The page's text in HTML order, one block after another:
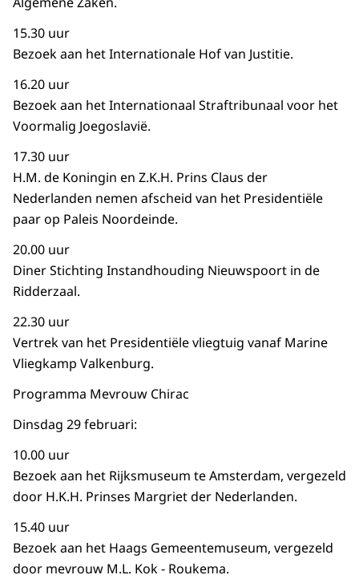
15.30 uur
Bezoek aan het Internationale Hof van Justitie.
16.20 uur
Bezoek aan het Internationaal Straftribunaal voor het
Voormalig Joegoslavië.
17.30 uur
H.M. de Koningin en Z.K.H. Prins Claus der
Nederlanden nemen afscheid van het Presidentiële
paar op Paleis Noordeinde.
20.00 uur
Diner Stichting Instandhouding Nieuwspoort in de
Ridderzaal.
22.30 uur
Vertrek van het Presidentiële vliegtuig vanaf Marine
Vliegkamp Valkenburg.
Programma Mevrouw Chirac
Dinsdag 29 februari:
10.00 uur
Bezoek aan het Rijksmuseum te Amsterdam, vergezeld
door H.K.H. Prinses Margriet der Nederlanden.
15.40 uur
Bezoek aan het Haags Gemeentemuseum, vergezeld
door mevrouw M.L. Kok - Roukema.